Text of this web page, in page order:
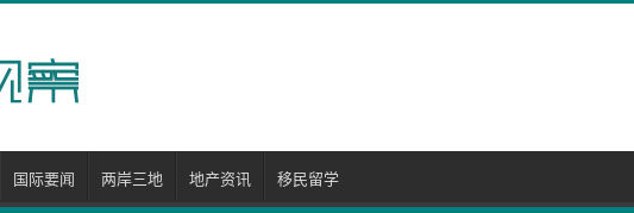
国际要闻 两岸三地 地产资讯 移民留学